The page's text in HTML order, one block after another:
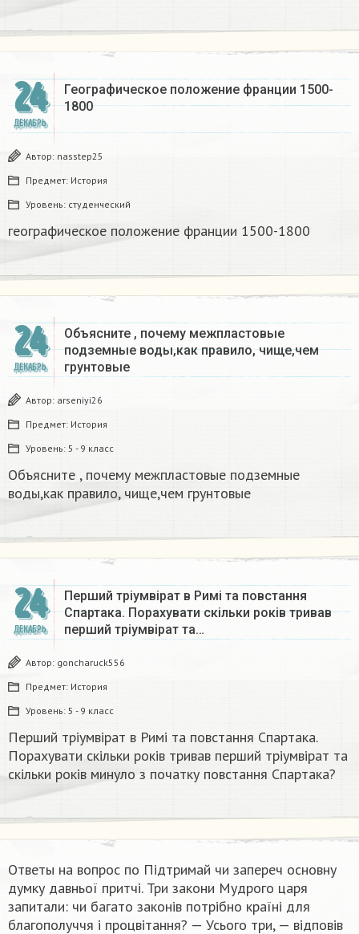
24
ДЕКАБРЬ
Географическое положение франции 1500-
1800​
Автор: nasstep25
Предмет: История
Уровень: студенческий
географическое положение франции 1500-1800​
24
ДЕКАБРЬ
Объясните , почему межпластовые
подземные воды,как правило, чище,чем
грунтовые​
Автор: arseniyi26
Предмет: История
Уровень: 5 - 9 класс
Объясните , почему межпластовые подземные
воды,как правило, чище,чем грунтовые​
24
ДЕКАБРЬ
Перший тріумвірат в Римі та повстання
Спартака. Порахувати скільки років тривав
перший тріумвірат та…
Автор: goncharuck556
Предмет: История
Уровень: 5 - 9 класс
Перший тріумвірат в Римі та повстання Спартака.
Порахувати скільки років тривав перший тріумвірат та
скільки років минуло з початку повстання Спартака?
Ответы на вопрос по Підтримай чи запереч основну
думку давньої притчі. Три закони Мудрого царя
запитали: чи багато законів потрібно країні для
благополуччя і процвітання? — Усього три, — відповів